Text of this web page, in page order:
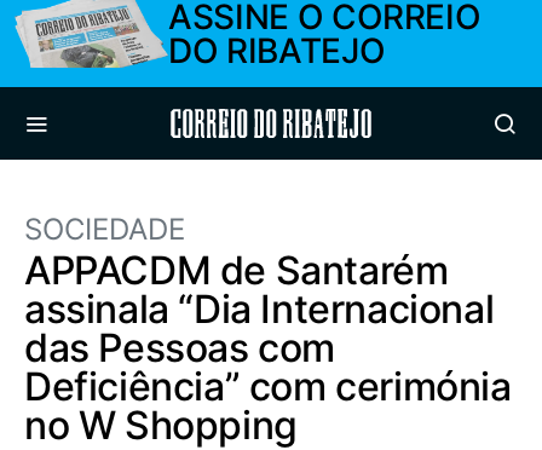
ASSINE O CORREIO
DO RIBATEJO
Correio do Ribatejo
SOCIEDADE
APPACDM de Santarém
assinala “Dia Internacional
das Pessoas com
Deficiência” com cerimónia
no W Shopping